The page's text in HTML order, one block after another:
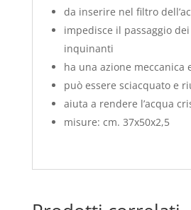
da inserire nel filtro
impedisce il passaggio
inquinanti
ha una azione meccanica
può essere sciacquato e
aiuta a rendere l’acqua
misure: cm. 37x50x2,5